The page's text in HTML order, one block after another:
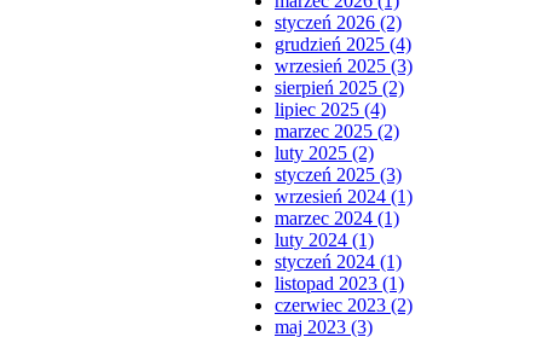
styczeń 2026 (2)
grudzień 2025 (4)
wrzesień 2025 (3)
sierpień 2025 (2)
lipiec 2025 (4)
marzec 2025 (2)
luty 2025 (2)
styczeń 2025 (3)
wrzesień 2024 (1)
marzec 2024 (1)
luty 2024 (1)
styczeń 2024 (1)
listopad 2023 (1)
czerwiec 2023 (2)
maj 2023 (3)